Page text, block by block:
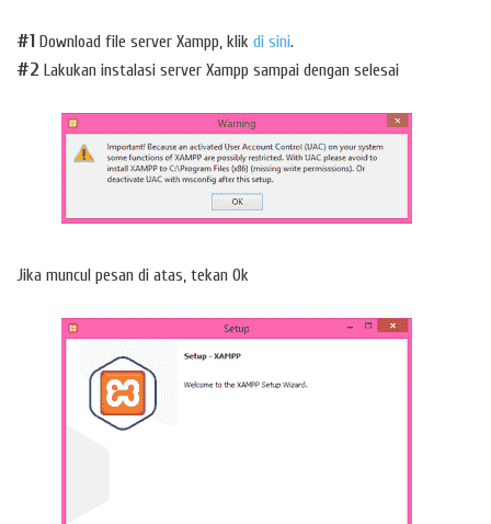
#1 Download file server Xampp, klik di sini.
#2 Lakukan instalasi server Xampp sampai dengan selesai
Jika muncul pesan di atas, tekan Ok